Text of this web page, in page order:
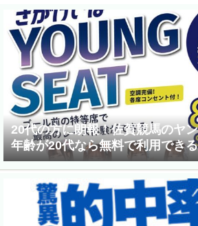
20代の方に朗報！佐賀競馬のヤ
年齢が20代なら無料で利用でき